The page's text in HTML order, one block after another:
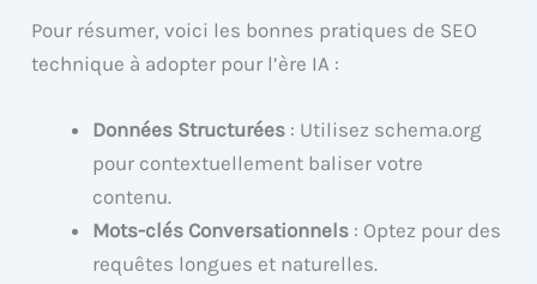
Pour résumer, voici les bonnes pratiques de SEO
technique à adopter pour l’ère IA :
Données Structurées : Utilisez schema.org
pour contextuellement baliser votre
contenu.
Mots-clés Conversationnels : Optez pour des
requêtes longues et naturelles.